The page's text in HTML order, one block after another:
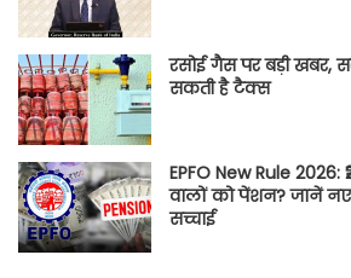
रसोई गैस पर बड़ी खबर,
सकती है टैक्स
EPFO New Rule
वालों को पेंशन? जानें नए
सच्चाई